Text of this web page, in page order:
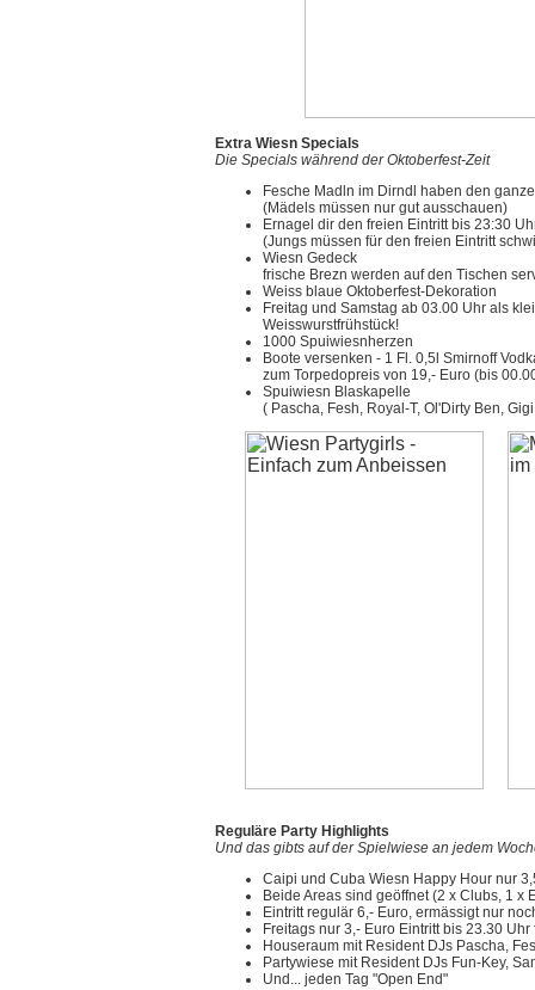
Extra Wiesn Specials
Die Specials während der Oktoberfest-Zeit
Fesche Madln im Dirndl haben den
(Mädels müssen nur gut ausschauen)
Ernagel dir den freien Eintritt bis 23:30
(Jungs müssen für den freien Eintritt
Wiesn Gedeck
frische Brezn werden auf den Tischen
Weiss blaue Oktoberfest-Dekoration
Freitag und Samstag ab 03.00 Uhr als
Weisswurstfrühstück!
1000 Spuiwiesnherzen
Boote versenken - 1 Fl. 0,5l Smirnoff
zum Torpedopreis von 19,- Euro (bis
Spuiwiesn Blaskapelle
( Pascha, Fesh, Royal-T, Ol'Dirty Ben,
Reguläre Party Highlights
Und das gibts auf der Spielwiese an jedem
Caipi und Cuba Wiesn Happy Hour nur
Beide Areas sind geöffnet (2 x Clubs, 1 x
Eintritt regulär 6,- Euro, ermässigt nur
Freitags nur 3,- Euro Eintritt bis 23.30
Houseraum mit Resident DJs Pascha,
Partywiese mit Resident DJs Fun-Key,
Und... jeden Tag "Open End"